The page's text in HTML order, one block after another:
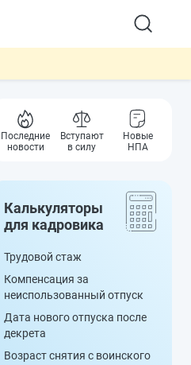
Последние
новости
Вступают
в силу
Новые
НПА
Калькуляторы
для кадровика
Трудовой стаж
Компенсация за
неиспользованный отпуск
Дата нового отпуска после
декрета
Возраст снятия с воинского